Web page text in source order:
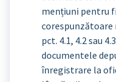
mențiuni pentru
pct. 4.1, 4.2 sau
documentele
înregistrare la